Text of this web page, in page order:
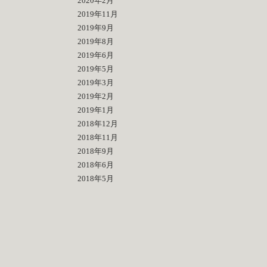
2019年11月
2019年9月
2019年8月
2019年6月
2019年5月
2019年3月
2019年2月
2019年1月
2018年12月
2018年11月
2018年9月
2018年6月
2018年5月